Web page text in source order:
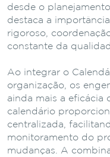
desde o
destaca a
rigoroso,
constante da
Ao integrar o
organização, os
ainda mais a eficácia
calendário
centralizada,
monitoramento do
mudanças. A